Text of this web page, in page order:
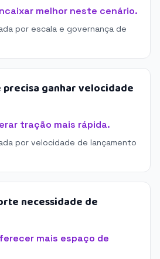
melhor neste cenário.
por escala e governança de
ganhar velocidade
tração mais rápida.
por velocidade de lançamento
necessidade de
mais espaço de